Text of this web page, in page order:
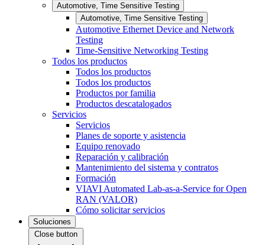
Automotive, Time Sensitive Testing
Automotive, Time Sensitive Testing
Automotive Ethernet Device and Network
Testing
Time-Sensitive Networking Testing
Todos los productos
Todos los productos
Todos los productos
Productos por familia
Productos descatalogados
Servicios
Servicios
Planes de soporte y asistencia
Equipo renovado
Reparación y calibración
Mantenimiento del sistema y contratos
Formación
VIAVI Automated Lab-as-a-Service for Open
RAN (VALOR)
Cómo solicitar servicios
Soluciones
Close button